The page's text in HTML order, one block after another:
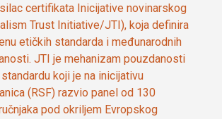
certifikata Inicijative novinarskog
Trust Initiative/JTI), koja definira
etičkih standarda i međunarodnih
JTI je mehanizam pouzdanosti
koji je na inicijativu
(RSF) razvio panel od 130
pod okriljem Evropskog